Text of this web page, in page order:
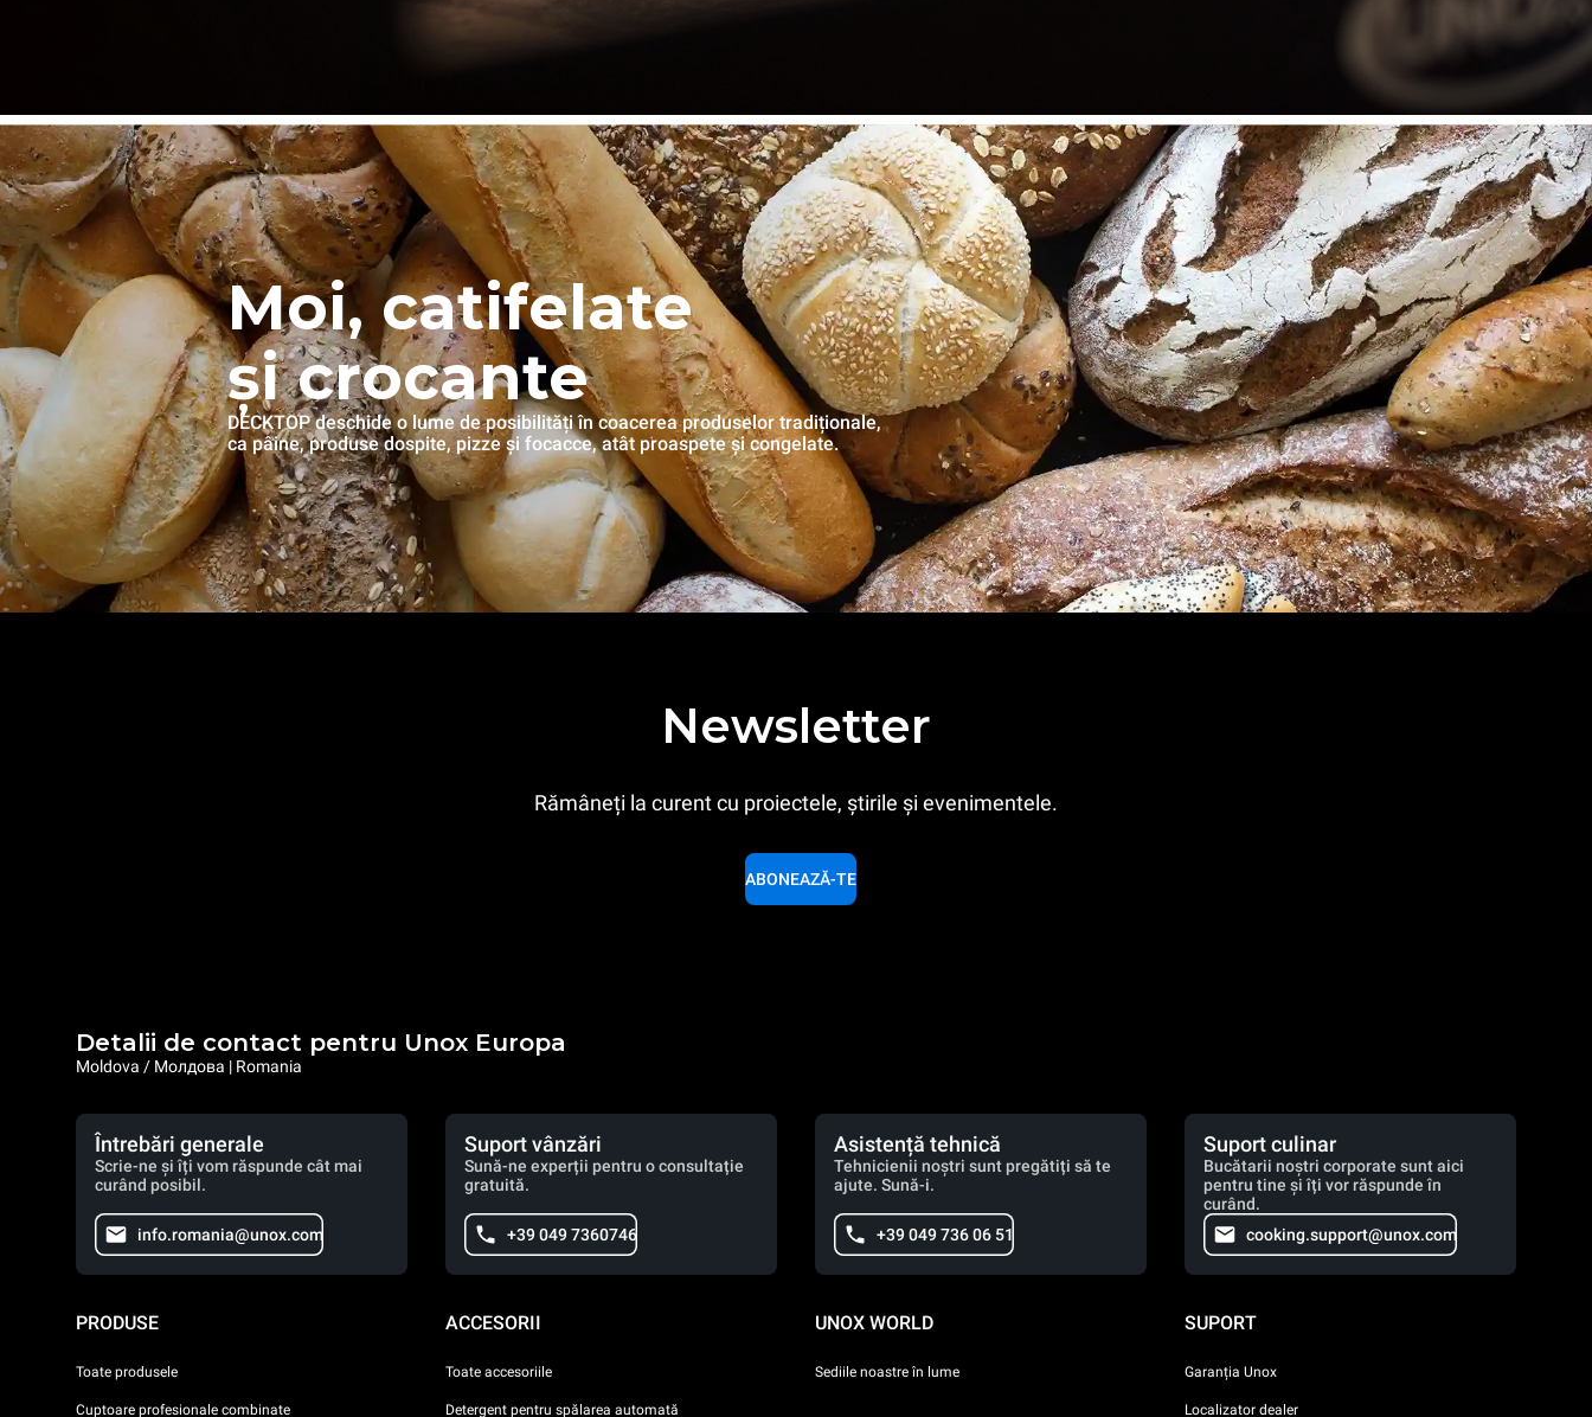
Moi, catifelate
și crocante
DECKTOP deschide o lume de posibilități în coacerea produselor tradiționale,
ca pâine, produse dospite, pizze și focacce, atât proaspete și congelate.
Newsletter
Rămâneți la curent cu proiectele, știrile și evenimentele.
ABONEAZĂ-TE
Detalii de contact pentru Unox Europa
Moldova / Молдова | Romania
Întrebări generale
Scrie-ne și îți vom răspunde cât mai
curând posibil.
info.romania@unox.com
Suport vânzări
Sună-ne experții pentru o consultație
gratuită.
+39 049 7360746
Asistență tehnică
Tehnicienii noștri sunt pregătiți să te
ajute. Sună-i.
+39 049 736 06 51
Suport culinar
Bucătarii noștri corporate sunt aici
pentru tine și îți vor răspunde în
curând.
cooking.support@unox.com
PRODUSE
Toate produsele
Cuptoare profesionale combinate
ACCESORII
Toate accesoriile
Detergent pentru spălarea automată
UNOX WORLD
Sediile noastre în lume
SUPORT
Garanția Unox
Localizator dealer